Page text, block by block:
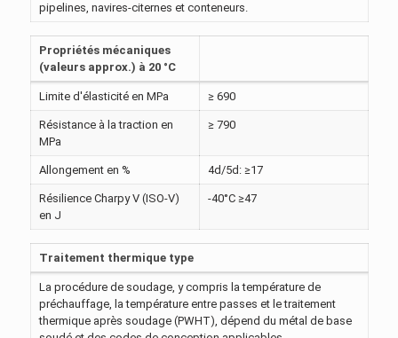
pipelines, navires-citernes et conteneurs.
Propriétés mécaniques
(valeurs approx.) à 20 °C
Limite d'élasticité en MPa ≥ 690
Résistance à la traction en
MPa
≥ 790
Allongement en % 4d/5d: ≥17
Résilience Charpy V (ISO-V)
en J
-40°C ≥47
Traitement thermique type
La procédure de soudage, y compris la température de
préchauffage, la température entre passes et le traitement
thermique après soudage (PWHT), dépend du métal de base